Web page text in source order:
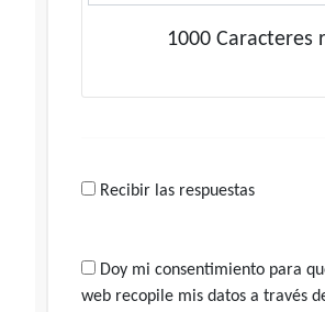
1000 Caracteres
Recibir las respuestas
Doy mi consentimiento para
web recopile mis datos a través